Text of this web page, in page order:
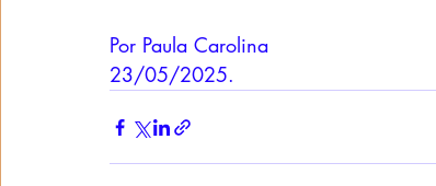
Por Paula Carolina
23/05/2025.